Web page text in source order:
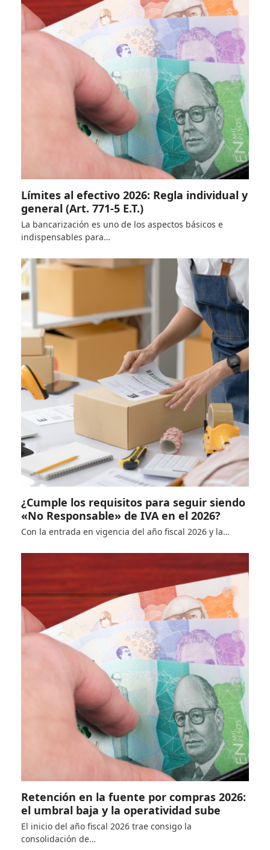
Límites al efectivo 2026: Regla individual y
general (Art. 771-5 E.T.)
La bancarización es uno de los aspectos básicos e
indispensables para…
¿Cumple los requisitos para seguir siendo
«No Responsable» de IVA en el 2026?
Con la entrada en vigencia del año fiscal 2026 y la…
Retención en la fuente por compras 2026:
el umbral baja y la operatividad sube
El inicio del año fiscal 2026 trae consigo la
consolidación de…